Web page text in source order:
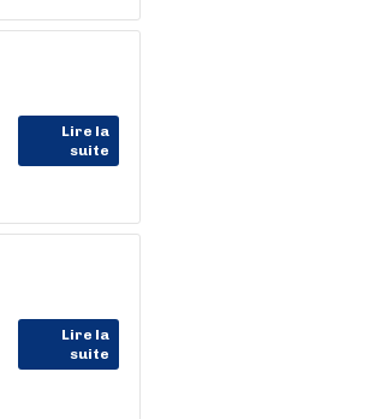
Lire la
suite
Lire la
suite